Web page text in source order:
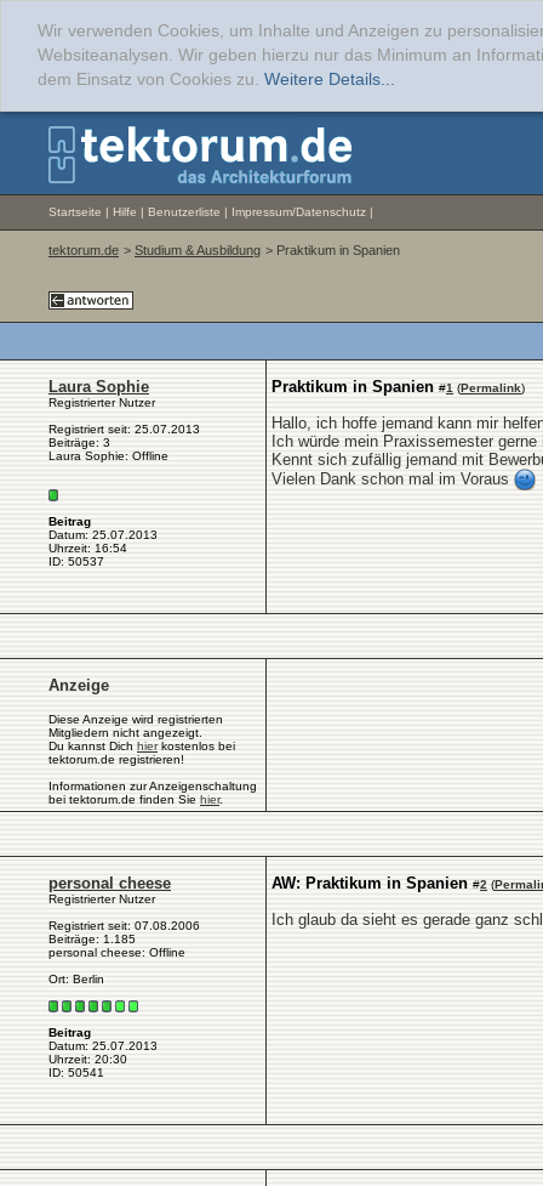
Wir verwenden Cookies, um Inhalte und Anzeigen zu
Websiteanalysen. Wir geben hierzu nur das Minimum an
dem Einsatz von Cookies zu. Weitere Details...
Startseite | Hilfe | Benutzerliste | Impressum/Datenschutz |
tektorum.de > Studium & Ausbildung > Praktikum in Spanien
Laura Sophie
Registrierter Nutzer
Registriert seit: 25.07.2013
Beiträge: 3
Laura Sophie: Offline
Beitrag
Datum: 25.07.2013
Uhrzeit: 16:54
ID: 50537
Praktikum in Spanien #1 (Permalink)
Hallo, ich hoffe jemand kann mir
Ich würde mein Praxissemester
Kennt sich zufällig jemand mit
Vielen Dank schon mal im Voraus
Anzeige
Diese Anzeige wird registrierten
Mitgliedern nicht angezeigt.
Du kannst Dich hierkostenlos bei
tektorum.de registrieren!
Informationen zur Anzeigenschaltung
bei tektorum.de finden Sie hier.
personal cheese
Registrierter Nutzer
Registriert seit: 07.08.2006
Beiträge: 1.185
personal cheese: Offline
Ort: Berlin
Beitrag
Datum: 25.07.2013
Uhrzeit: 20:30
ID: 50541
AW: Praktikum in Spanien #2 (
Ich glaub da sieht es gerade ganz